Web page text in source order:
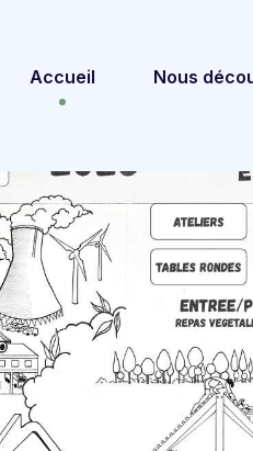
Accueil Nous